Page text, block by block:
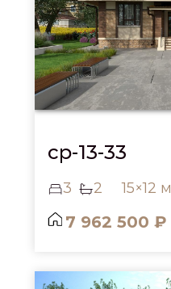
cp-13-33
3 2 15×12 м
7 962 500 ₽